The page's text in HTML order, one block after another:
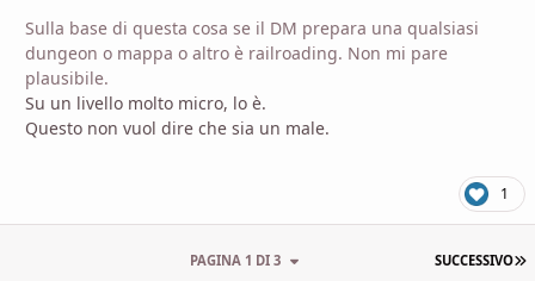
Sulla base di questa cosa se il DM prepara una qualsiasi
dungeon o mappa o altro è railroading. Non mi pare
plausibile.
Su un livello molto micro, lo è.
Questo non vuol dire che sia un male.
1
SUCCESSIVO
PAGINA 1 DI 3